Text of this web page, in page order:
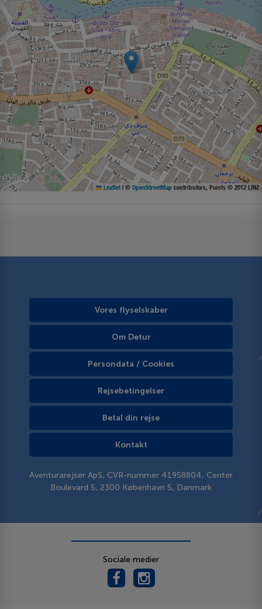
Leaflet | © OpenStreetMap contributors, Points © 2012 LINZ
Vores flyselskaber
Om Detur
Persondata / Cookies
Rejsebetingelser
Betal din rejse
Kontakt
Aventurarejser ApS, CVR-nummer 41958804, Center
Boulevard 5, 2300 København S, Danmark
Sociale medier